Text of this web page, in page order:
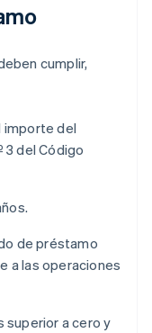
cumplir,
importe del
3 del Código
de préstamo
a las operaciones
superior a cero y